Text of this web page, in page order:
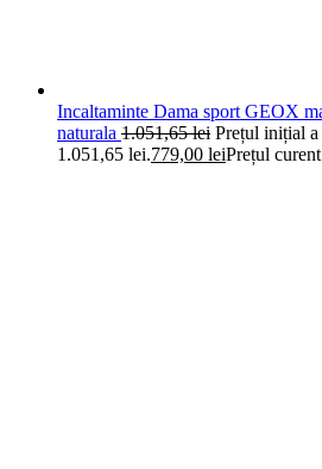
Incaltaminte Dama sport GEOX
naturala 1.051,65lei Prețul inițial a
1.051,65 lei.779,00 leiPrețul